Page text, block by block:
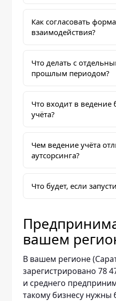
Как согласовать
взаимодействия?
Что делать с
прошлым периодом?
Что входит в ведение
учёта?
Чем ведение учёта
аутсорсинга?
Что будет, если
вашем
В вашем регионе
зарегистрировано 78
и среднего
такому бизнесу нужны